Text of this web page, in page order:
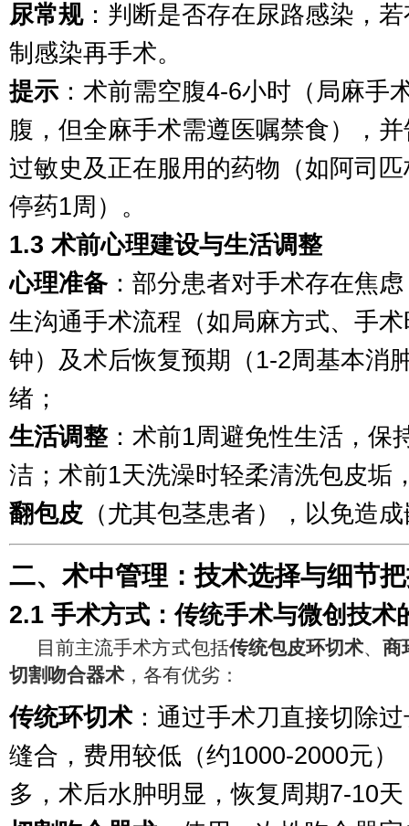
尿常规：判断是否存在尿路感染，
制感染再手术。
提示 ：术前需空腹4-6小时（局麻手
腹，但全麻手术需遵医嘱禁食），
过敏史及正在服用的药物（如阿司
停药1周）。
1.3 术前心理建设与生活调整
心理准备：部分患者对手术存在焦
生沟通手术流程（如局麻方式、手
钟）及术后恢复预期（1-2周基本消
绪；
生活调整：术前1周避免性生活，保
洁；术前1天洗澡时轻柔清洗包皮垢
翻包皮 （尤其包茎患者），以免造
二、术中管理：技术选择与细节
2.1 手术方式：传统手术与微创技术
目前主流手术方式包括传统包皮环切术、商
切割吻合器术 ，各有优劣：
传统环切术：通过手术刀直接切除
缝合，费用较低（约1000-2000元）
多，术后水肿明显，恢复周期7-10天